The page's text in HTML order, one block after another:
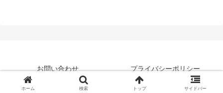
お問い合わせ
プライバシーポリシー
© 2019 はいえんどとぴっくす.
ホーム 検索 トップ サイドバー